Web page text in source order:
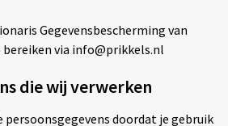
weerstations
Nachtkleding
Gegevensbescherming van
bereiken via info@prikkels.nl
die wij verwerken
persoonsgegevens doordat je gebruik